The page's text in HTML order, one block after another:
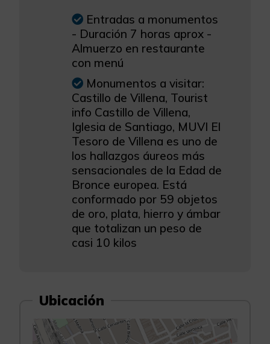
Entradas a monumentos
- Duración 7 horas aprox -
Almuerzo en restaurante
con menú
Monumentos a visitar:
Castillo de Villena, Tourist
info Castillo de Villena,
Iglesia de Santiago, MUVI El
Tesoro de Villena es uno de
los hallazgos áureos más
sensacionales de la Edad de
Bronce europea. Está
conformado por 59 objetos
de oro, plata, hierro y ámbar
que totalizan un peso de
casi 10 kilos
Ubicación